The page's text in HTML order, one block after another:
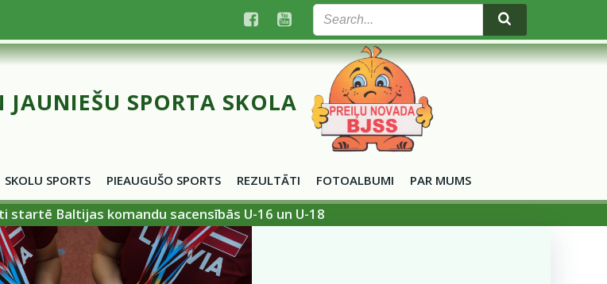
SPORTA SKOLA
SKOLU SPORTS PIEAUGUŠO SPORTS REZULTĀTI FOTOALBUMI PAR MUMS
startē Baltijas komandu sacensībās U-16 un U-18